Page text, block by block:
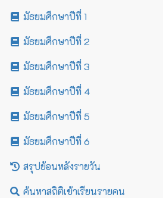
มัธยมศึกษาปีที่ 1
มัธยมศึกษาปีที่ 2
มัธยมศึกษาปีที่ 3
มัธยมศึกษาปีที่ 4
มัธยมศึกษาปีที่ 5
มัธยมศึกษาปีที่ 6
สรุปย้อนหลังรายวัน
ค้นหาสถิติเข้าเรียนรายคน